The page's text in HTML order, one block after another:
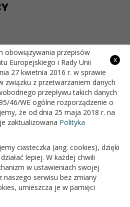
GMINY BIAŁOPOLE
x
obowiązywania przepisów
Europejskiego i Rady Unii
27 kwietnia 2016 r. w sprawie
związku z przetwarzaniem danych
przepływu takich danych
46/WE ogólne rozporządzenie o
że od dnia 25 maja 2018 r. na
zaktualizowana Polityka
ciasteczka (ang. cookies), dzięki
lepiej. W każdej chwili
w ustawieniach swojej
naszego serwisu bez zmiany
umieszcza je w pamięci